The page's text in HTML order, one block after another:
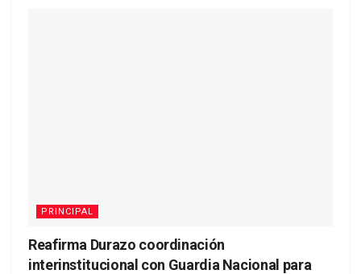
PRINCIPAL
Reafirma Durazo coordinación
interinstitucional con Guardia Nacional para